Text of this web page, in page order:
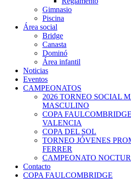
Gimnasio
Piscina
Área social
Bridge
Canasta
Dominó
Área infantil
Noticias
Eventos
CAMPEONATOS
2026 TORNEO SOCIAL
MASCULINO
COPA
VALENCIA
COPA DEL SOL
TORNEO JÓVENES
FERRER
CAMPEONATO
Contacto
COPA FAULCOMBRIDGE